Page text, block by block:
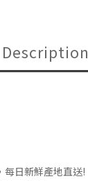
Description
日新鮮產地直送!